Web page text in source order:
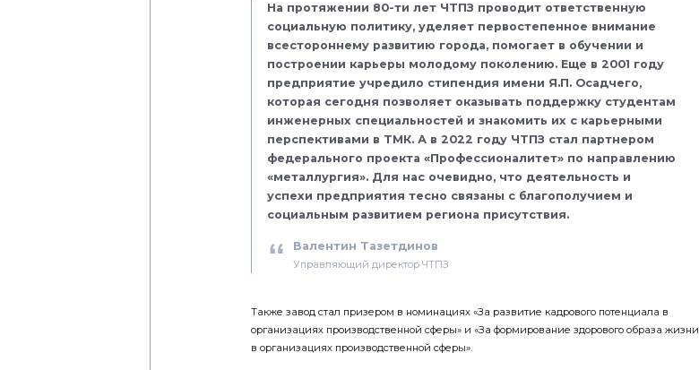
На протяжении 80-ти лет ЧТПЗ проводит ответственную
социальную политику, уделяет первостепенное внимание
всестороннему развитию города, помогает в обучении и
построении карьеры молодому поколению. Еще в 2001 году
предприятие учредило стипендия имени Я.П. Осадчего,
которая сегодня позволяет оказывать поддержку студентам
инженерных специальностей и знакомить их с карьерными
перспективами в ТМК. А в 2022 году ЧТПЗ стал партнером
федерального проекта «Профессионалитет» по направлению
«металлургия». Для нас очевидно, что деятельность и
успехи предприятия тесно связаны с благополучием и
социальным развитием региона присутствия.
Валентин Тазетдинов
Управляющий директор ЧТПЗ
Также завод стал призером в номинациях «За развитие кадрового потенциала в
организациях производственной сферы» и «За формирование здорового образа жизни
в организациях производственной сферы».